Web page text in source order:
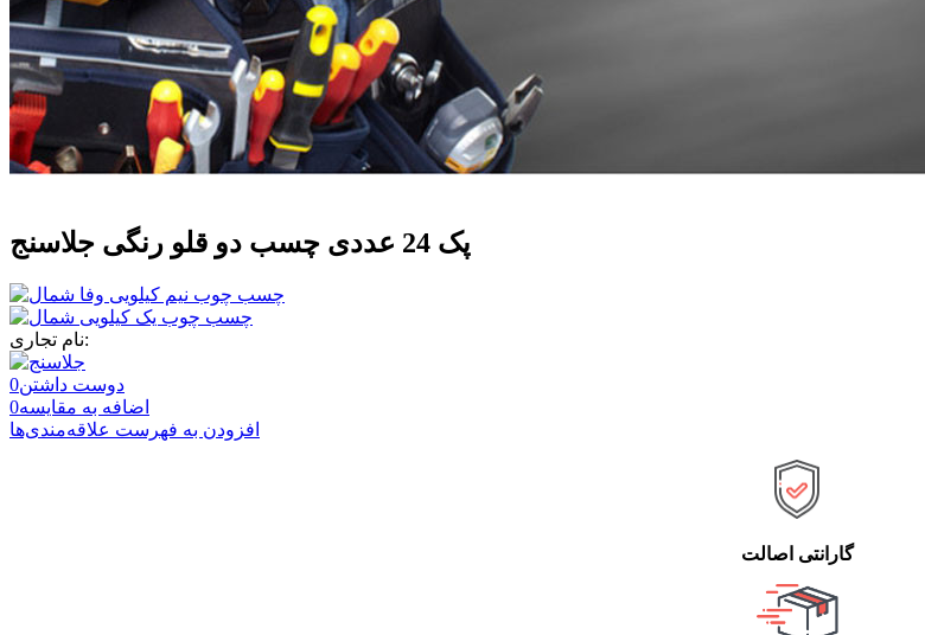
پک 24 عددی چسب دو قلو رنگی جلاسنج
نام تجاری:
دوست داشتن0
اضافه به مقایسه0
افزودن به فهرست علاقه‌مندی‌ها
گارانتی اصالت